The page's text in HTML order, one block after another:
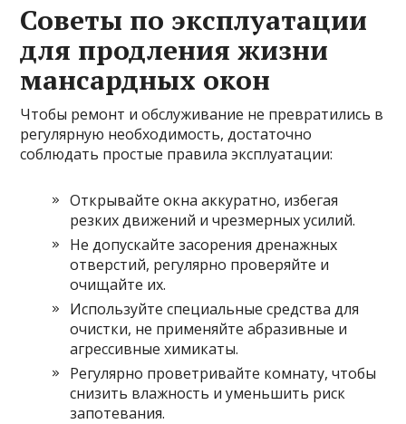
Советы по эксплуатации
для продления жизни
мансардных окон
Чтобы ремонт и обслуживание не превратились в
регулярную необходимость, достаточно
соблюдать простые правила эксплуатации:
Открывайте окна аккуратно, избегая
резких движений и чрезмерных усилий.
Не допускайте засорения дренажных
отверстий, регулярно проверяйте и
очищайте их.
Используйте специальные средства для
очистки, не применяйте абразивные и
агрессивные химикаты.
Регулярно проветривайте комнату, чтобы
снизить влажность и уменьшить риск
запотевания.